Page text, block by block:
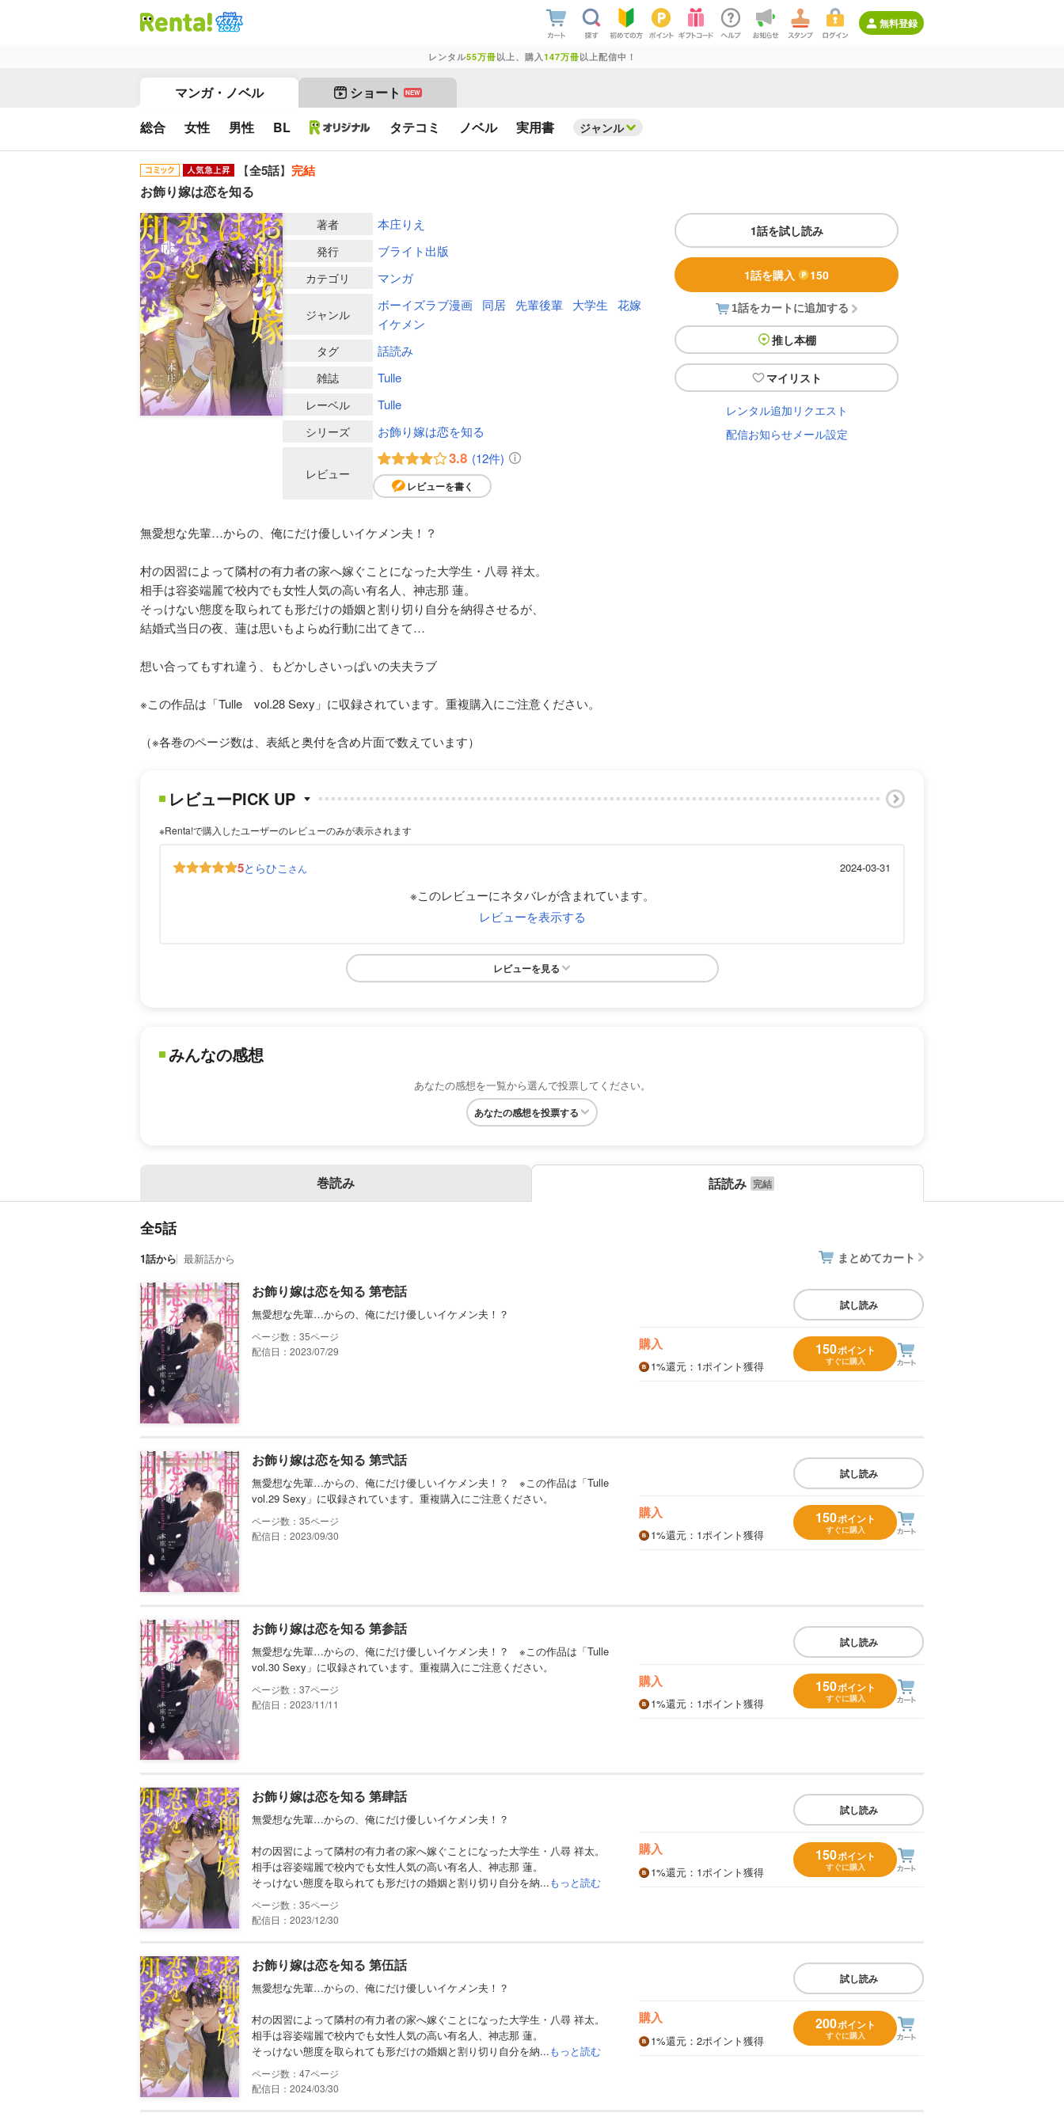
無料登録
レンタル55万冊以上、購入 147万冊以上配信中！
マンガ・ノベル ショート NEW
総合 女性 男性 BL タテコミ ノベル 実用書 ジャンル
【全5話】 完結
お飾り嫁は恋を知る
1話を試し読み
1話を購入 150
1話をカートに追加する
推し本棚
マイリスト
レンタル追加リクエスト
配信お知らせメール設定
著者 本庄りえ
発行 ブライト出版
カテゴリ マンガ
ジャンル
ボーイズラブ漫画 同居 先輩後輩 大学生
花嫁
イケメン
タグ 話読み
雑誌 Tulle
レーベル Tulle
シリーズ お飾り嫁は恋を知る
レビュー
3.8 (12件)
レビューを書く
無愛想な先輩…からの、俺にだけ優しいイケメン夫！？
村の因習によって隣村の有力者の家へ嫁ぐことになった大学生・八尋 祥太。
相手は容姿端麗で校内でも女性人気の高い有名人、神志那 蓮。
そっけない態度を取られても形だけの婚姻と割り切り自分を納得させるが、
結婚式当日の夜、蓮は思いもよらぬ行動に出てきて…
想い合ってもすれ違う、もどかしさいっぱいの夫夫ラブ
※この作品は「Tulle vol.28 Sexy」に収録されています。重複購入にご注意ください。
（※各巻のページ数は、表紙と奥付を含め片面で数えています）
レビューPICK UP
※Renta!で購入したユーザーのレビューのみが表示されます
5とらひこ さん 2024-03-31
※このレビューにネタバレが含まれています。
レビューを表示する
レビューを見る
みんなの感想
あなたの感想を一覧から選んで投票してください。
あなたの感想を投票する
巻読み 話読み
全5話
1話から 最新話から まとめてカート
お飾り嫁は恋を知る 第壱話
無愛想な先輩…からの、俺にだけ優しいイケメン夫！？
35
配信日：2023/07/29
試し読み
購入
1%還元 ：1ポイント獲得
150ポイント
すぐに購入
お飾り嫁は恋を知る 第弐話
無愛想な先輩…からの、俺にだけ優しいイケメン夫！？ ※この作品は「Tulle
vol.29 Sexy」に収録されています。重複購入にご注意ください。
35
配信日：2023/09/30
試し読み
購入
1%還元 ：1ポイント獲得
150ポイント
すぐに購入
お飾り嫁は恋を知る 第参話
無愛想な先輩…からの、俺にだけ優しいイケメン夫！？ ※この作品は「Tulle
vol.30 Sexy」に収録されています。重複購入にご注意ください。
37
配信日：2023/11/11
試し読み
購入
1%還元 ：1ポイント獲得
150ポイント
すぐに購入
お飾り嫁は恋を知る 第肆話
無愛想な先輩…からの、俺にだけ優しいイケメン夫！？
村の因習によって隣村の有力者の家へ嫁ぐことになった大学生・八尋 祥太。
相手は容姿端麗で校内でも女性人気の高い有名人、神志那 蓮。
そっけない態度を取られても形だけの婚姻と割り切り自分を納...もっと読む
35
配信日：2023/12/30
試し読み
購入
1%還元 ：1ポイント獲得
150ポイント
すぐに購入
お飾り嫁は恋を知る 第伍話
無愛想な先輩…からの、俺にだけ優しいイケメン夫！？
村の因習によって隣村の有力者の家へ嫁ぐことになった大学生・八尋 祥太。
相手は容姿端麗で校内でも女性人気の高い有名人、神志那 蓮。
そっけない態度を取られても形だけの婚姻と割り切り自分を納...もっと読む
47
配信日：2024/03/30
試し読み
購入
1%還元 ：2ポイント獲得
200ポイント
すぐに購入